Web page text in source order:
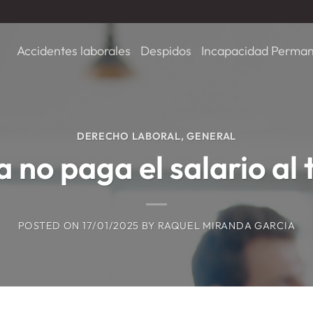
Accidentes laborales Despidos Incapacidad
DERECHO LABORAL,GENERAL
no paga el salario
POSTED ON 17/01/2025 BY RAQUEL MIRANDA GARCIA